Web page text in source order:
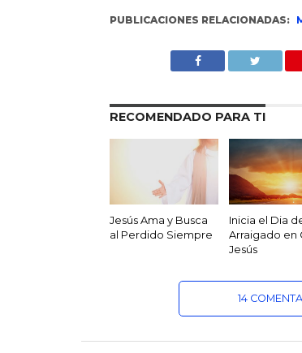
PUBLICACIONES RELACIONADAS:
RECOMENDADO PARA TI
Jesús Ama y Busca
al Perdido Siempre
Inicia el Dia
Arraigado en
Jesús
14